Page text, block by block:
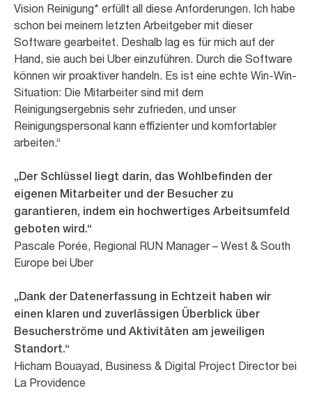
Vision Reinigung* erfüllt all diese Anforderungen. Ich habe
schon bei meinem letzten Arbeitgeber mit dieser
Software gearbeitet. Deshalb lag es für mich auf der
Hand, sie auch bei Uber einzuführen. Durch die Software
können wir proaktiver handeln. Es ist eine echte Win-Win-
Situation: Die Mitarbeiter sind mit dem
Reinigungsergebnis sehr zufrieden, und unser
Reinigungspersonal kann effizienter und komfortabler
arbeiten.“
„Der Schlüssel liegt darin, das Wohlbefinden der
eigenen Mitarbeiter und der Besucher zu
garantieren, indem ein hochwertiges Arbeitsumfeld
geboten wird.“
Pascale Porée, Regional RUN Manager – West & South
Europe bei Uber
„Dank der Datenerfassung in Echtzeit haben wir
einen klaren und zuverlässigen Überblick über
Besucherströme und Aktivitäten am jeweiligen
Standort.“
Hicham Bouayad, Business & Digital Project Director bei
La Providence